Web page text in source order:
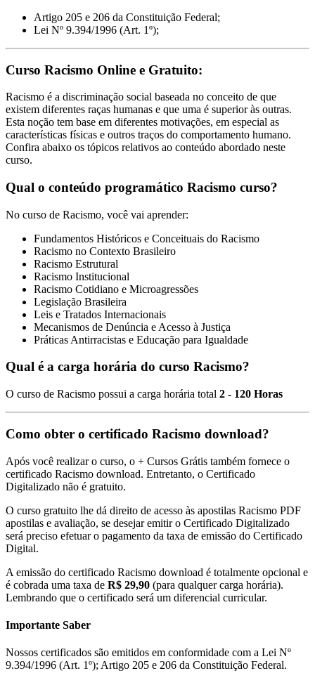
Artigo 205 e 206 da Constituição Federal;
Lei Nº 9.394/1996 (Art. 1º);
Curso Racismo Online e Gratuito:
Racismo é a discriminação social baseada no conceito de que
existem diferentes raças humanas e que uma é superior às outras.
Esta noção tem base em diferentes motivações, em especial as
características físicas e outros traços do comportamento humano.
Confira abaixo os tópicos relativos ao conteúdo abordado neste
curso.
Qual o conteúdo programático Racismo curso?
No curso de Racismo, você vai aprender:
Fundamentos Históricos e Conceituais do Racismo
Racismo no Contexto Brasileiro
Racismo Estrutural
Racismo Institucional
Racismo Cotidiano e Microagressões
Legislação Brasileira
Leis e Tratados Internacionais
Mecanismos de Denúncia e Acesso à Justiça
Práticas Antirracistas e Educação para Igualdade
Qual é a carga horária do curso Racismo?
O curso de Racismo possui a carga horária total 2 - 120 Horas
Como obter o certificado Racismo download?
Após você realizar o curso, o + Cursos Grátis também fornece o
certificado Racismo download. Entretanto, o Certificado
Digitalizado não é gratuito.
O curso gratuito lhe dá direito de acesso às apostilas Racismo PDF
apostilas e avaliação, se desejar emitir o Certificado Digitalizado
será preciso efetuar o pagamento da taxa de emissão do Certificado
Digital.
A emissão do certificado Racismo download é totalmente opcional e
é cobrada uma taxa de R$ 29,90 (para qualquer carga horária).
Lembrando que o certificado será um diferencial curricular.
Importante Saber
Nossos certificados são emitidos em conformidade com a Lei Nº
9.394/1996 (Art. 1º); Artigo 205 e 206 da Constituição Federal.